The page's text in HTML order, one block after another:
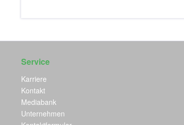
Service
Karriere
Kontakt
Mediabank
Unternehmen